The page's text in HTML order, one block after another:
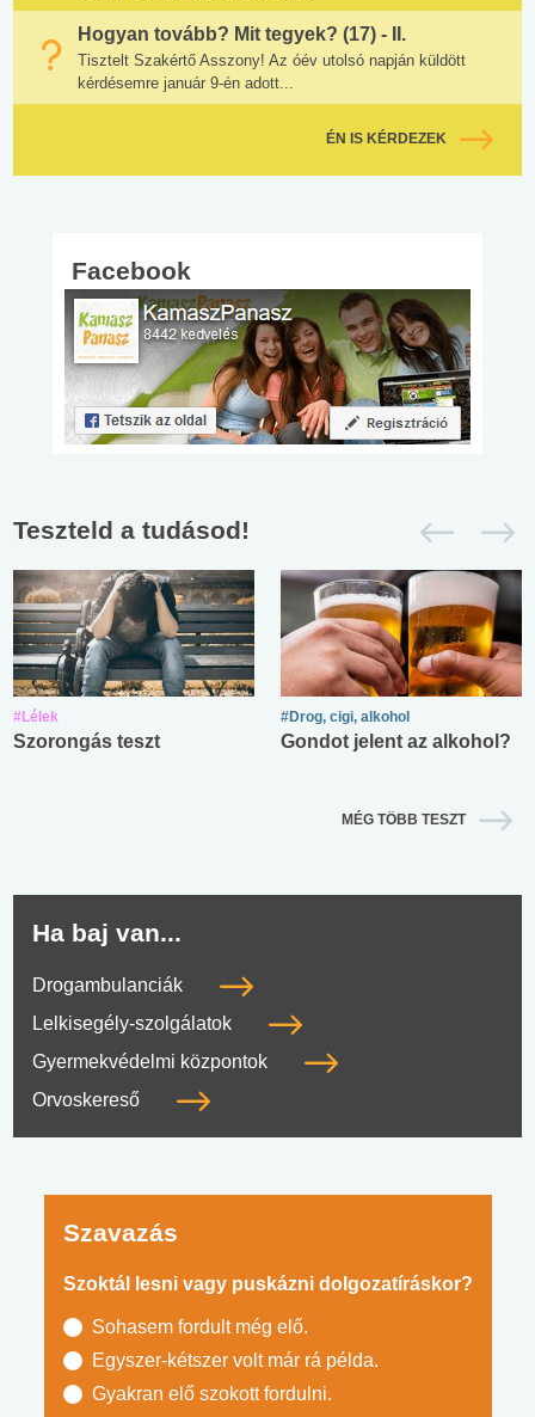
Hogyan tovább? Mit tegyek? (17) - II.
Tisztelt Szakértő Asszony! Az óév utolsó napján küldött
kérdésemre január 9-én adott...
ÉN IS KÉRDEZEK
Facebook
Teszteld a tudásod!
#Lélek
Szorongás teszt
#Drog, cigi, alkohol
Gondot jelent az alkohol?
MÉG TÖBB TESZT
Ha baj van...
Drogambulanciák
Lelkisegély-szolgálatok
Gyermekvédelmi központok
Orvoskereső
Szavazás
Szoktál lesni vagy puskázni dolgozatíráskor?
Sohasem fordult még elő.
Egyszer-kétszer volt már rá példa.
Gyakran elő szokott fordulni.